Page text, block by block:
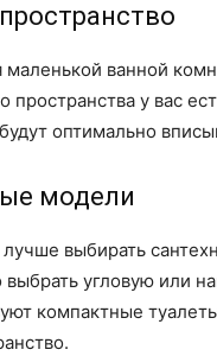
ванной
пространства у вас
оптимально
модели
выбирать
угловую или
компактные